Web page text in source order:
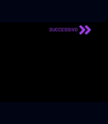
SUCCESSIVO